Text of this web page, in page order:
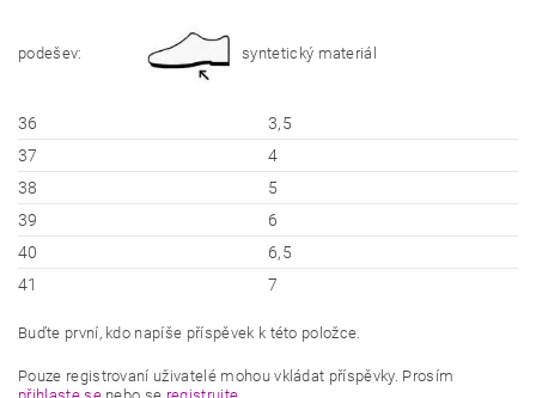
podešev: syntetický materiál
36
3,5
37
4
38
5
39
6
40
6,5
41
7
Buďte první, kdo napíše příspěvek k této položce.
Pouze registrovaní uživatelé mohou vkládat příspěvky. Prosím